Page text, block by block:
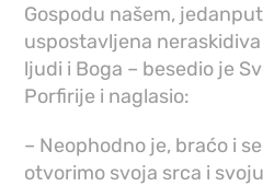
Gospodu našem,
uspostavljena
ljudi i Boga – besedio je
Porfirije i naglasio:
– Neophodno je, braćo i
otvorimo svoja srca i